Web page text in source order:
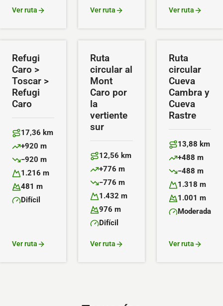
Ver ruta Ver ruta Ver ruta
Refugi
Caro >
Toscar >
Refugi
Caro
Distancia:
17,36 km
Desnivel positivo:
+920 m
Desnivel negativo:
−920 m
Altitud máxima:
1.216 m
Altitud mínima:
481 m
Dificultad:
Difícil
Ver ruta
Ruta
circular al
Mont
Caro por
la
vertiente
sur
Distancia:
12,56 km
Desnivel positivo:
+776 m
Desnivel negativo:
−776 m
Altitud máxima:
1.432 m
Altitud mínima:
976 m
Dificultad:
Difícil
Ver ruta
Ruta
circular
Cueva
Cambra y
Cueva
Rastre
Distancia:
13,88 km
Desnivel
+488 m
Desnivel
−488 m
Altitud máxima:
1.318 m
Altitud mínima:
1.001 m
Dificultad:
Moderada
Ver ruta